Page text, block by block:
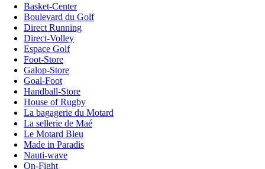
Basket-Center
Boulevard du Golf
Direct Running
Direct-Volley
Espace Golf
Foot-Store
Galop-Store
Goal-Foot
Handball-Store
House of Rugby
La bagagerie du Motard
La sellerie de Maé
Le Motard Bleu
Made in Paradis
Nauti-wave
On-Fight